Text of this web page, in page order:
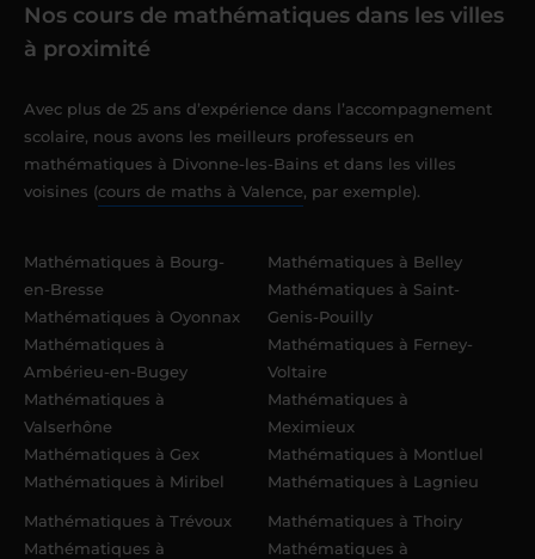
Nos cours de mathématiques dans les villes
à proximité
Avec plus de 25 ans d’expérience dans l’accompagnement
scolaire, nous avons les meilleurs professeurs en
mathématiques à Divonne-les-Bains et dans les villes
voisines (cours de maths à Valence, par exemple).
Mathématiques à Bourg-
en-Bresse
Mathématiques à Oyonnax
Mathématiques à
Ambérieu-en-Bugey
Mathématiques à
Valserhône
Mathématiques à Gex
Mathématiques à Miribel
Mathématiques à Belley
Mathématiques à Saint-
Genis-Pouilly
Mathématiques à Ferney-
Voltaire
Mathématiques à
Meximieux
Mathématiques à Montluel
Mathématiques à Lagnieu
Mathématiques à Trévoux
Mathématiques à
Mathématiques à Thoiry
Mathématiques à